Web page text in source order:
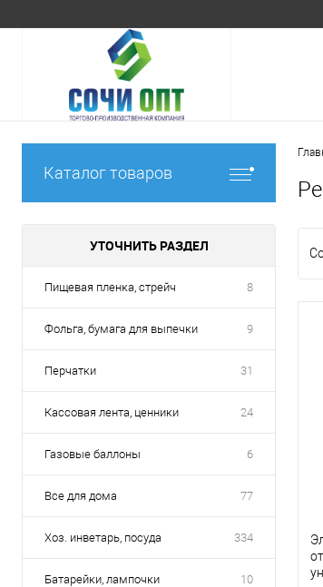
Каталог товаров
УТОЧНИТЬ РАЗДЕЛ
Пищевая пленка, стрейч 8
Фольга, бумага для выпечки 9
Перчатки 31
Кассовая лента, ценники 24
Газовые баллоны 6
Все для дома 77
Хоз. инветарь, посуда 334
Батарейки, лампочки 10